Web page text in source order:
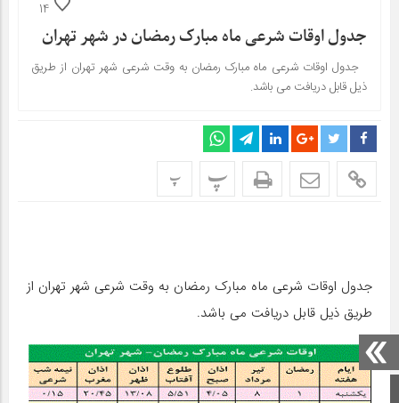
صفحه اصلی
14
جدول اوقات شرعی ماه مبارک رمضان در شهر تهران
جدول اوقات شرعی ماه مبارک رمضان به وقت شرعی شهر تهران از طریق
ذیل قابل دریافت می باشد.
پ پ
جدول اوقات شرعی ماه مبارک رمضان به وقت شرعی شهر تهران از
طریق ذیل قابل دریافت می باشد.